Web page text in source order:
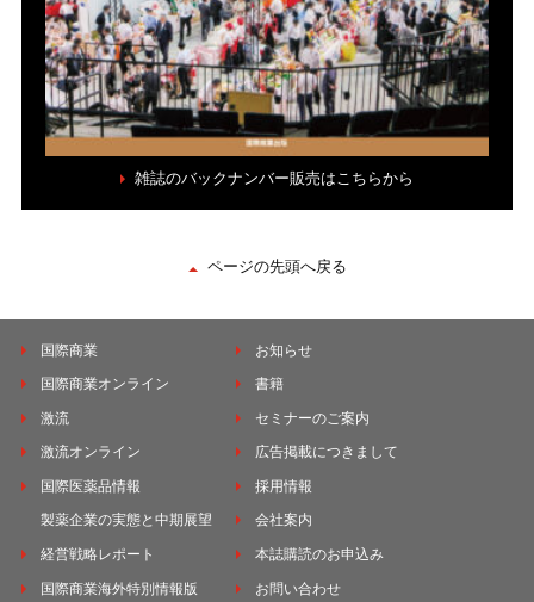
雑誌のバックナンバー販売はこちらから
ページの先頭へ戻る
国際商業
国際商業オンライン
激流
激流オンライン
国際医薬品情報
製薬企業の実態と中期展望
経営戦略レポート
国際商業海外特別情報版
お知らせ
書籍
セミナーのご案内
広告掲載につきまして
採用情報
会社案内
本誌購読のお申込み
お問い合わせ